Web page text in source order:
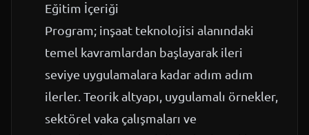
Eğitim İçeriği
Program; inşaat teknolojisi alanındaki
temel kavramlardan başlayarak ileri
seviye uygulamalara kadar adım adım
ilerler. Teorik altyapı, uygulamalı örnekler,
sektörel vaka çalışmaları ve